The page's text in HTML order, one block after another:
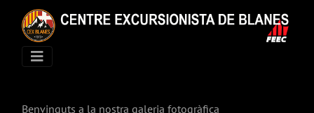
Benvinguts a la nostra galeria fotogràfica